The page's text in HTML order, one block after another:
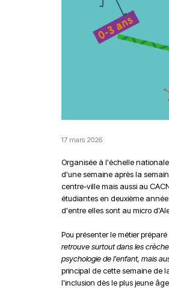
17 mars 2026
Organisée à l'échelle
d'une semaine après la
centre-ville mais aussi au
étudiantes en deuxième
d'entre elles sont au micro
Pou présenter le métier
retrouve surtout dans les
psychologie de l'enfant, mais
principal de cette semaine de
l'inclusion dès le plus jeune